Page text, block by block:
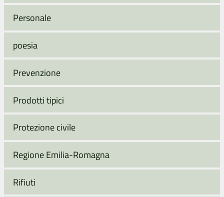
Personale
poesia
Prevenzione
Prodotti tipici
Protezione civile
Regione Emilia-Romagna
Rifiuti